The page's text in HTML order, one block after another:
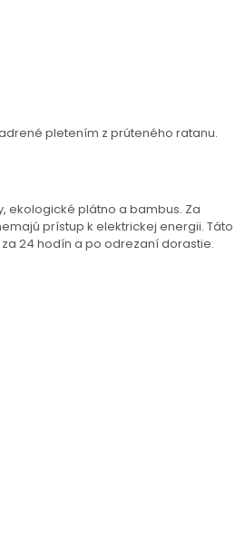
pletením z prúteného ratanu.
ekologické plátno a bambus. Za
prístup k elektrickej energii. Táto
24 hodín a po odrezaní dorastie.